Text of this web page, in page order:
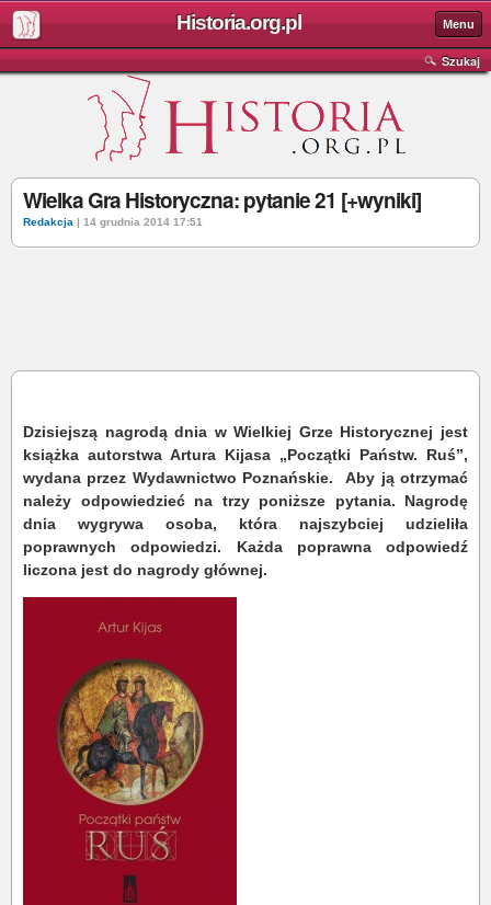
Historia.org.pl Menu
Szukaj
Wielka Gra Historyczna: pytanie 21 [+wyniki]
Redakcja | 14 grudnia 2014 17:51
Dzisiejszą nagrodą dnia w Wielkiej Grze Historycznej jest
książka autorstwa Artura Kijasa „Początki Państw. Ruś”,
wydana przez Wydawnictwo Poznańskie. Aby ją otrzymać
należy odpowiedzieć na trzy poniższe pytania. Nagrodę
dnia wygrywa osoba, która najszybciej udzieliła
poprawnych odpowiedzi. Każda poprawna odpowiedź
liczona jest do nagrody głównej.